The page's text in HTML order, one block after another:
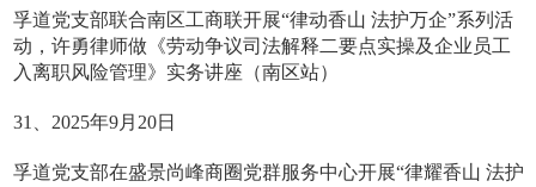
孚道党支部联合南区工商联开展“律动香山 法护万企”系列活
动，许勇律师做《劳动争议司法解释二要点实操及企业员工
入离职风险管理》实务讲座（南区站）
31、2025年9月20日
孚道党支部在盛景尚峰商圈党群服务中心开展“律耀香山 法护